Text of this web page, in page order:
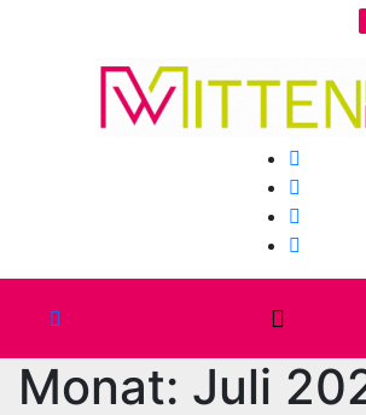
Monat: Juli